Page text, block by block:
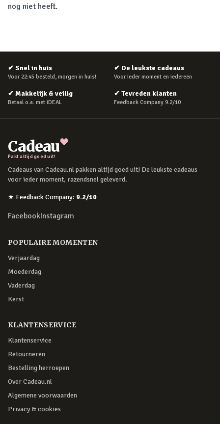
nog niet heeft.
✔ Snel in huis
Voor 22:45 besteld, morgen in huis!
✔ De leukste cadeaus
Voor ieder moment en iedereen
✔ Makkelijk & veilig
Betaal o.a. met iDEAL
✔ Tevreden klanten
Feedback Company 9.2/10
Cadeau
Pakt altijd goed uit!
Cadeaus van Cadeau.nl pakken altijd goed uit! De leukste cadeaus
voor ieder moment, razendsnel geleverd.
★ Feedback Company: 9.2/10
FacebookInstagram
POPULAIRE MOMENTEN
Verjaardag
Moederdag
Vaderdag
Kerst
KLANTENSERVICE
Klantenservice
Retourneren
Bestelling herroepen
Over Cadeau.nl
Algemene voorwaarden
Privacy & cookies